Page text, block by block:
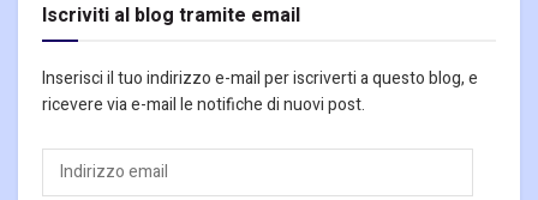
Iscriviti al blog tramite email
Inserisci il tuo indirizzo e-mail per iscriverti a questo blog, e
ricevere via e-mail le notifiche di nuovi post.
Indirizzo
email